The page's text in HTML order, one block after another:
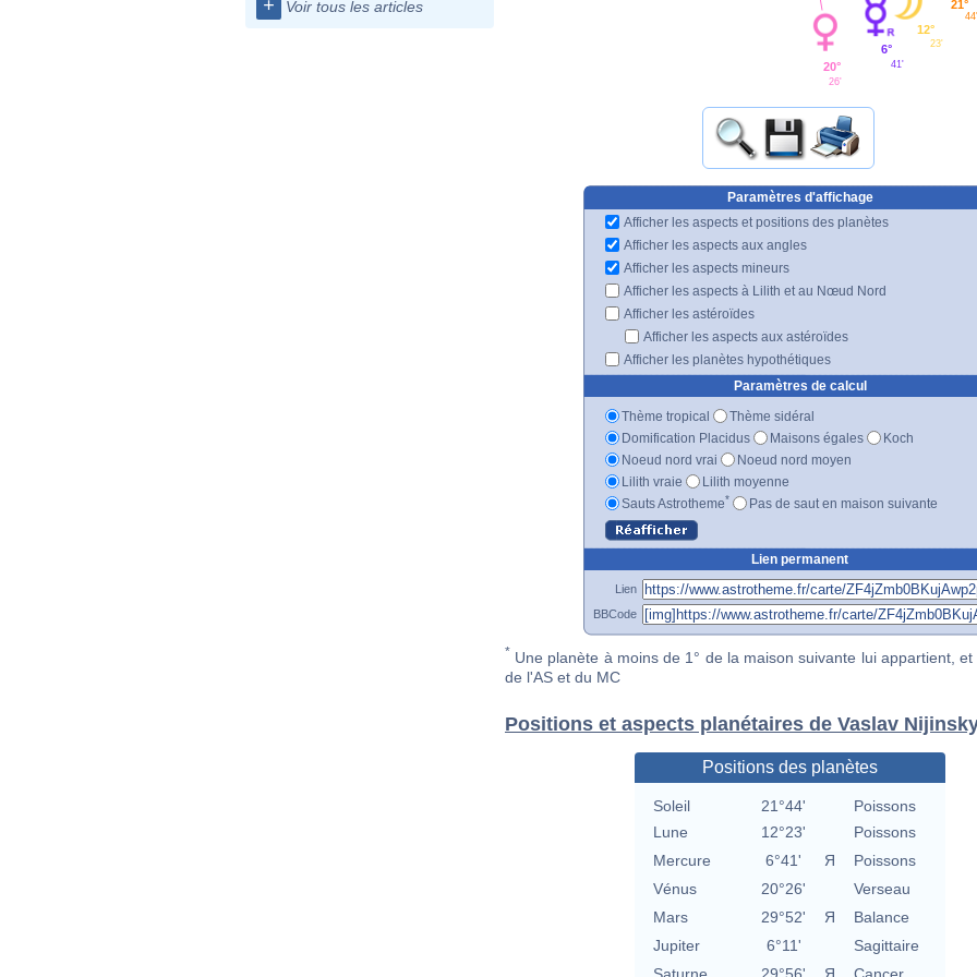
+ Voir tous les articles
20°
26'
6°
41'
12°
23'
21°
Paramètres d'affichage
Afficher les aspects et positions des planètes
Afficher les aspects aux angles
Afficher les aspects mineurs
Afficher les aspects à Lilith et au Nœud Nord
Afficher les astéroïdes
Afficher les aspects aux astéroïdes
Afficher les planètes hypothétiques
Paramètres de calcul
Thème tropical
Thème sidéral
Domification Placidus
Maisons égales
Koch
Noeud nord vrai
Noeud nord moyen
Lilith vraie
Lilith moyenne
Sauts Astrotheme* Pas de saut en maison suivante
Lien permanent
Lien
BBCode
* Une planète à moins de 1° de la maison suivante lui appartient, et
de l'AS et du MC
Positions et aspects planétaires de Vaslav
Positions des planètes
Soleil 21°44'
Poissons
Lune
12°23'
Poissons
Mercure
6°41' Я
Poissons
Vénus
20°26'
Verseau
Mars
29°52' Я
Balance
Jupiter
6°11'
Sagittaire